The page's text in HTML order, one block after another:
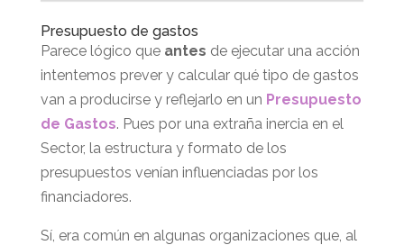
Presupuesto de gastos
Parece lógico que antes de ejecutar una acción
intentemos prever y calcular qué tipo de gastos
van a producirse y reflejarlo en un Presupuesto
de Gastos. Pues por una extraña inercia en el
Sector, la estructura y formato de los
presupuestos venían influenciadas por los
financiadores.
Sí, era común en algunas organizaciones que, al